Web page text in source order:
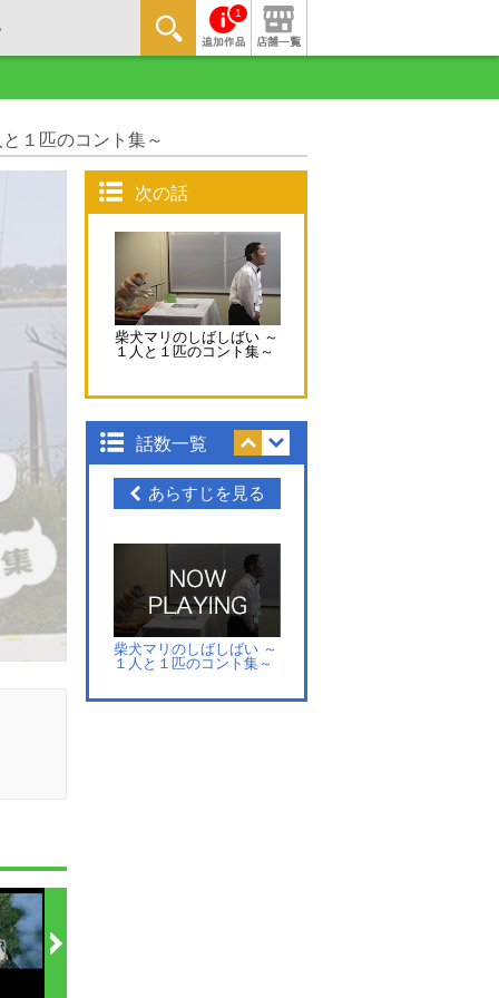
1
１匹のコント集～
次の話
柴犬マリのしばしばい ～
１人と１匹のコント集～
話数一覧
あらすじを見る
柴犬マリのしばしばい ～
１人と１匹のコント集～